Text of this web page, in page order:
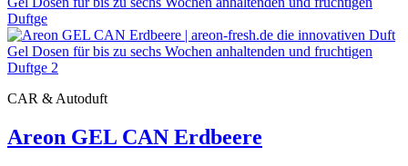
CAR & Autoduft
Areon GEL CAN Erdbeere